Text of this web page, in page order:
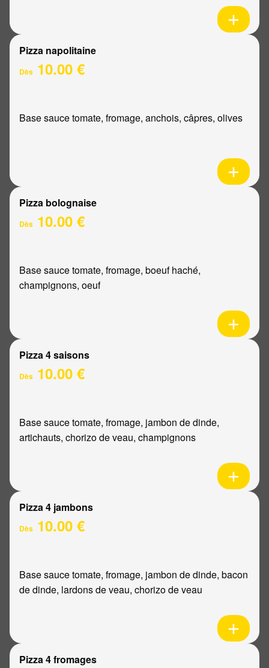
Pizza napolitaine
Dès 10.00 €
Base sauce tomate, fromage, anchois, câpres, olives
Pizza bolognaise
Dès 10.00 €
Base sauce tomate, fromage, boeuf haché,
champignons, oeuf
Pizza 4 saisons
Dès 10.00 €
Base sauce tomate, fromage, jambon de dinde,
artichauts, chorizo de veau, champignons
Pizza 4 jambons
Dès 10.00 €
Base sauce tomate, fromage, jambon de dinde, bacon
de dinde, lardons de veau, chorizo de veau
Pizza 4 fromages